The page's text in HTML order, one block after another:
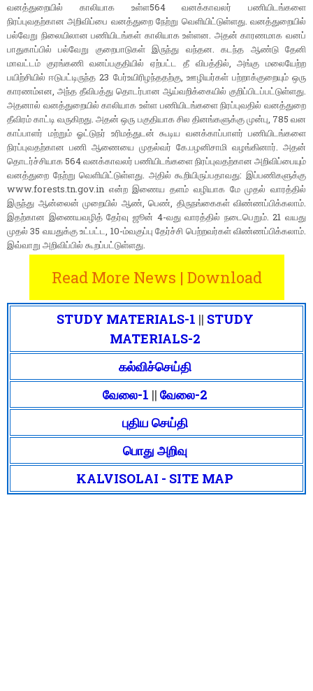
வனத்துறையில் காலியாக உள்ள564 வனக்காவலர் பணியிடங்களை
நிரப்புவதற்கான அறிவிப்பை வனத்துறை நேற்று வெளியிட்டுள்ளது. வனத்துறையில்
பல்வேறு நிலையிலான பணியிடங்கள் காலியாக உள்ளன. அதன் காரணமாக வனப்
பாதுகாப்பில் பல்வேறு குறைபாடுகள் இருந்து வந்தன. கடந்த ஆண்டு தேனி
மாவட்டம் குரங்கணி வனப்பகுதியில் ஏற்பட்ட தீ விபத்தில், அங்கு மலையேற்ற
பயிற்சியில் ஈடுபட்டிருந்த 23 பேர்உயிரிழந்ததற்கு, ஊழியர்கள் பற்றாக்குறையும் ஒரு
காரணம்என, அந்த தீவிபத்து தொடர்பான ஆய்வறிக்கையில் குறிப்பிடப்பட்டுள்ளது.
அதனால் வனத்துறையில் காலியாக உள்ள பணியிடங்களை நிரப்புவதில் வனத்துறை
தீவிரம் காட்டி வருகிறது. அதன் ஒரு பகுதியாக சில தினங்களுக்கு முன்பு, 785 வன
காப்பாளர் மற்றும் ஓட்டுநர் உரிமத்துடன் கூடிய வனக்காப்பாளர் பணியிடங்களை
நிரப்புவதற்கான பணி ஆணையை முதல்வர் கே.பழனிசாமி வழங்கினார். அதன்
தொடர்ச்சியாக 564 வனக்காவலர் பணியிடங்களை நிரப்புவதற்கான அறிவிப்பையும்
வனத்துறை நேற்று வெளியிட்டுள்ளது. அதில் கூறியிருப்பதாவது: இப்பணிகளுக்கு
www.forests.tn.gov.in என்ற இணைய தளம் வழியாக மே முதல் வாரத்தில்
இருந்து ஆன்லைன் முறையில் ஆண், பெண், திருநங்கைகள் விண்ணப்பிக்கலாம்.
இதற்கான இணையவழித் தேர்வு ஜூன் 4-வது வாரத்தில் நடைபெறும். 21 வயது
முதல் 35 வயதுக்கு உட்பட்ட, 10-ம்வகுப்பு தேர்ச்சி பெற்றவர்கள் விண்ணப்பிக்கலாம்.
இவ்வாறு அறிவிப்பில் கூறப்பட்டுள்ளது.
Read More News | Download
STUDY MATERIALS-1 || STUDY
MATERIALS-2
கல்விச்செய்தி
வேலை-1 || வேலை-2
புதிய செய்தி
பொது அறிவு
KALVISOLAI - SITE MAP